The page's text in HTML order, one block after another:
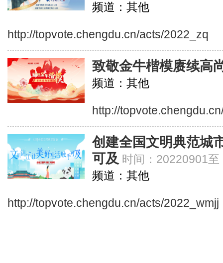
频道：其他
http://topvote.chengdu.cn/acts/2022_zq
致敬金牛楷模赓续高
频道：其他
http://
创建全国文明典范城
可及 时间：20220901至
频道：其他
http://topvote.chengdu.cn/acts/2022_wmjj